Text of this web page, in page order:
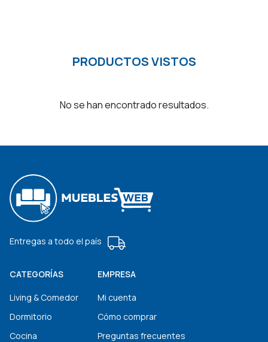
PRODUCTOS VISTOS
No se han encontrado resultados.
Entregas a todo el país
CATEGORÍAS
Living & Comedor
Dormitorio
Cocina
EMPRESA
Mi cuenta
Cómo comprar
Preguntas frecuentes